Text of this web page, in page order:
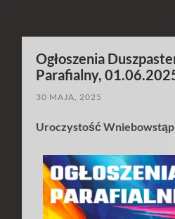
Ogłoszenia
Parafialny,
30 MAJA, 2025
Uroczystość